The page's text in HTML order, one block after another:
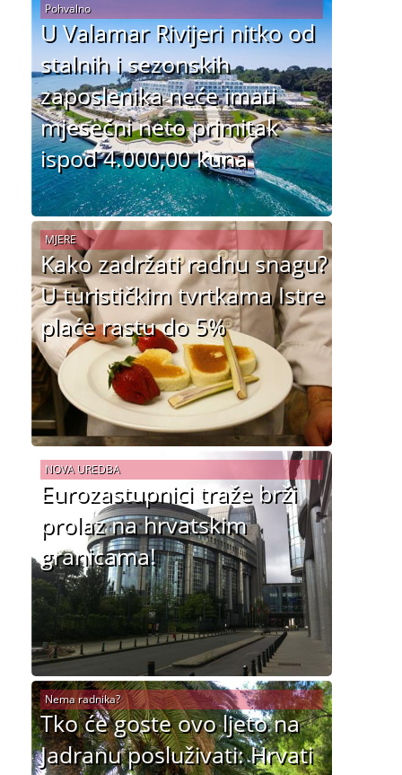
U Valamar Rivijeri nitko od
stalnih i sezonskih
zaposlenika neće imati
mjesečni neto primitak
ispod 4.000,00 kuna
Pohvalno
Kako zadržati radnu snagu?
U turističkim tvrtkama Istre
plaće rastu do 5%
MJERE
Eurozastupnici traže brži
prolaz na hrvatskim
granicama!
NOVA UREDBA
Tko će goste ovo ljeto na
Jadranu posluživati: Hrvati
Nema radnika?